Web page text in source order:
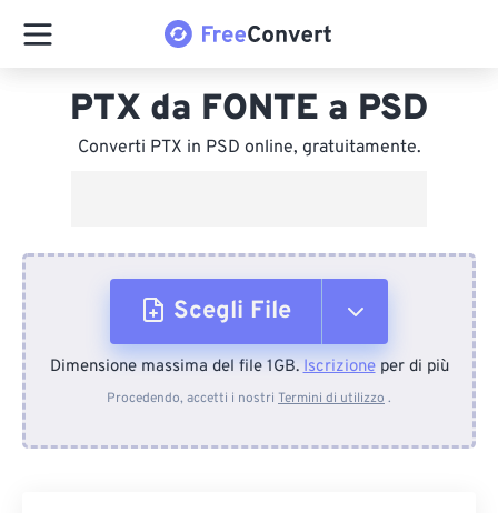
PTX da FONTE a PSD
Converti PTX in PSD online, gratuitamente.
Scegli File
Dal dispositivo
Dimensione massima del file 1GB.Iscrizioneper di più
Procedendo, accetti i nostri Termini di utilizzo .